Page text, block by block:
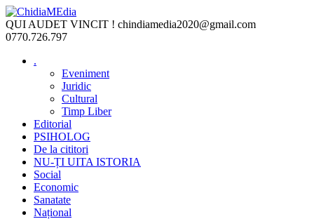
Skip
to
content
QUI AUDET VINCIT ! chindiamedia2020@gmail.com
0770.726.797
.
Eveniment
Juridic
Cultural
Timp Liber
Editorial
PSIHOLOG
De la cititori
NU-ȚI UITA ISTORIA
Social
Economic
Sanatate
Național